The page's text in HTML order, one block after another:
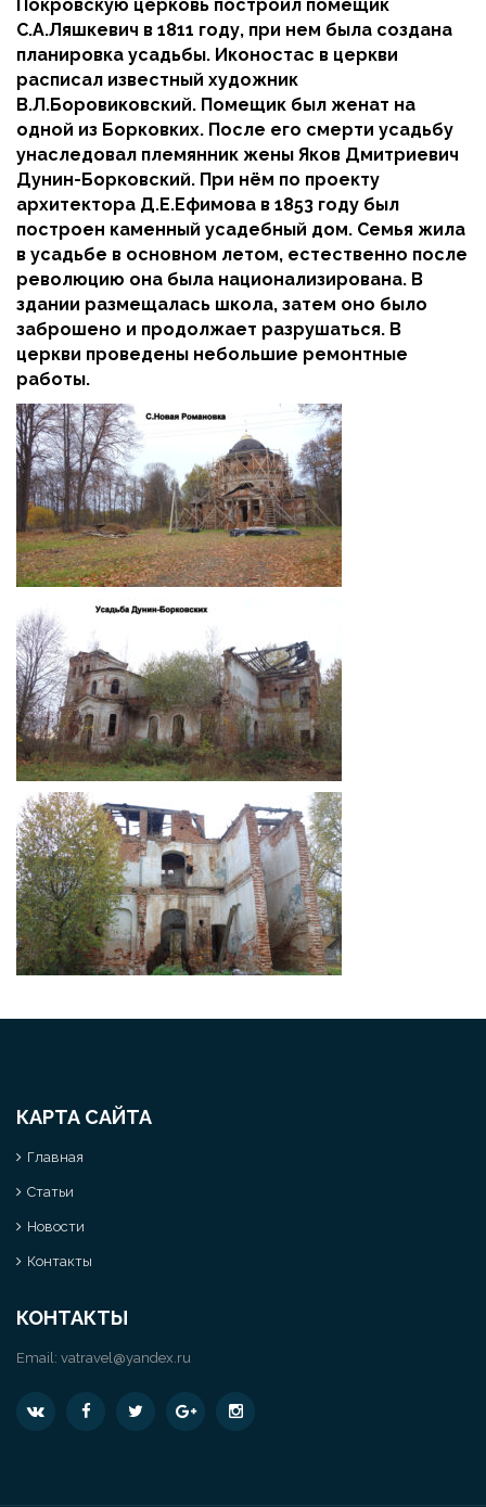
Покровскую церковь построил помещик
С.А.Ляшкевич в 1811 году, при нем была создана
планировка усадьбы. Иконостас в церкви
расписал известный художник
В.Л.Боровиковский. Помещик был женат на
одной из Борковких. После его смерти усадьбу
унаследовал племянник жены Яков Дмитриевич
Дунин-Борковский. При нём по проекту
архитектора Д.Е.Ефимова в 1853 году был
построен каменный усадебный дом. Семья жила
в усадьбе в основном летом, естественно после
революцию она была национализирована. В
здании размещалась школа, затем оно было
заброшено и продолжает разрушаться. В
церкви проведены небольшие ремонтные
работы.
КАРТА САЙТА
Главная
Статьи
Новости
Контакты
КОНТАКТЫ
Email: vatravel@yandex.ru